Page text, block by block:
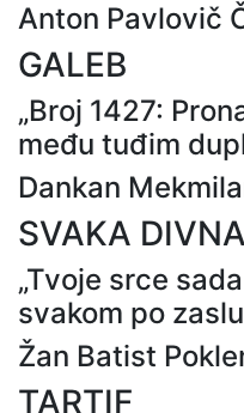
Anton Pavlovič
GALEB
„Broj 1427:
među tuđim
Dankan
SVAKA
„Tvoje srce
svakom po
Žan Batist
TARTIF